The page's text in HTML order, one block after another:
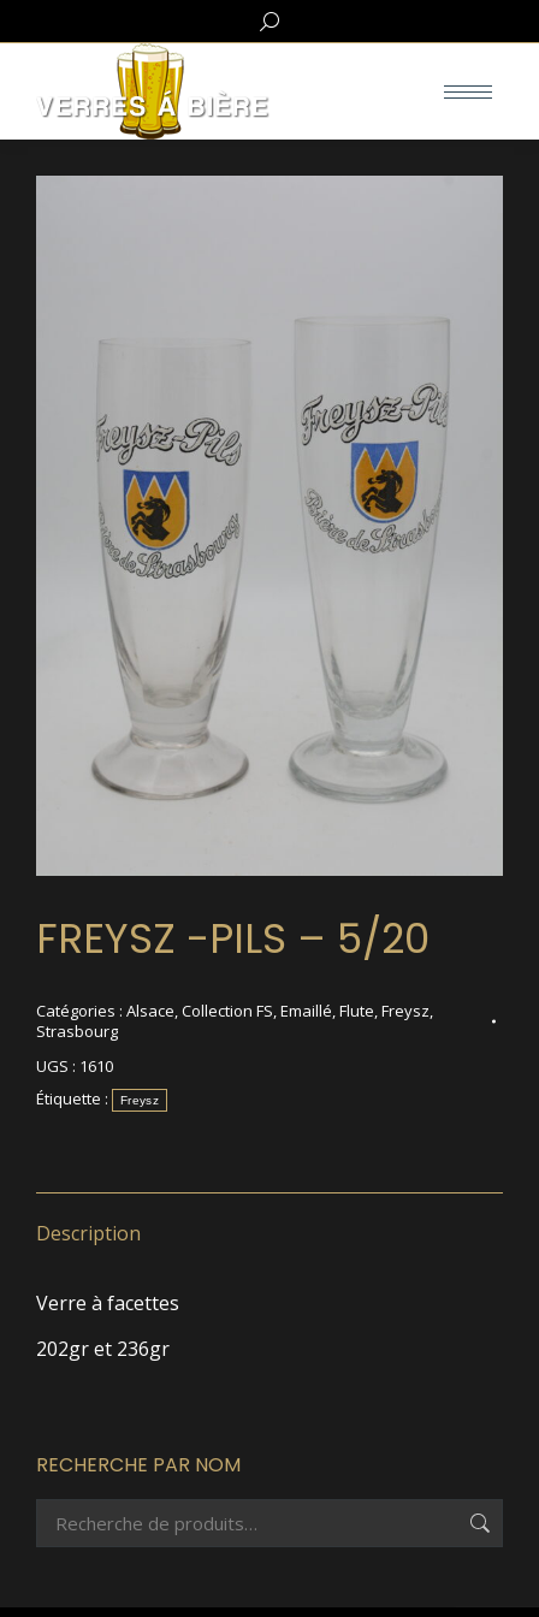
Search:
FREYSZ -PILS – 5/20
Catégories : Alsace,Collection FS,Emaillé,Flute,Freysz,
Strasbourg
UGS : 1610
Étiquette :
Freysz
Description
Verre à facettes
202gr et 236gr
RECHERCHE PAR NOM